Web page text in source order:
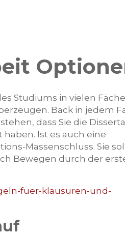
Studiums in vielen
Back in jedem
dass Sie die
Ist es auch eine
Massenschluss. Sie
Bewegen durch der
fuer-klausuren-und-